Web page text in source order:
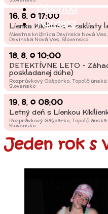
Obchod
Kontakt
16. 8. o17:00
Lienka Kikilienka a zakliaty
Miestna knižnica Devínska Nová
Devínska Nová Ves, Slovensko
18. 8. o 10:00
DETEKTÍVNE LETO -
poskladanej dúhe)
Rozprávkový Gašparko,
Slovensko
19. 8. o 08:00
Letný deň s Lienkou
Rozprávkový Gašparko,
Slovensko
Jeden rok s